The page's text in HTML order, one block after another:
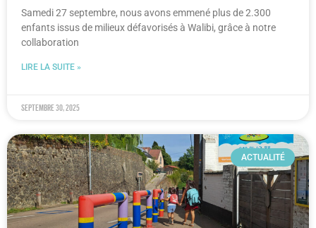
Samedi 27 septembre, nous avons emmené plus de 2.300
enfants issus de milieux défavorisés à Walibi, grâce à notre
collaboration
LIRE LA SUITE »
septembre 30, 2025
ACTUALITÉ